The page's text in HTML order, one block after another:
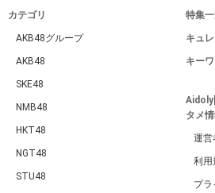
カテゴリ
AKB48グループ
AKB48
SKE48
NMB48
HKT48
NGT48
STU48
特集
キュ
キー
タメ
運営
利用
プラ